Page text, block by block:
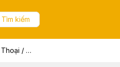
Tìm kiếm
Phụ Kiện Điện Thoại / Máy Tính Bảng / Laptop